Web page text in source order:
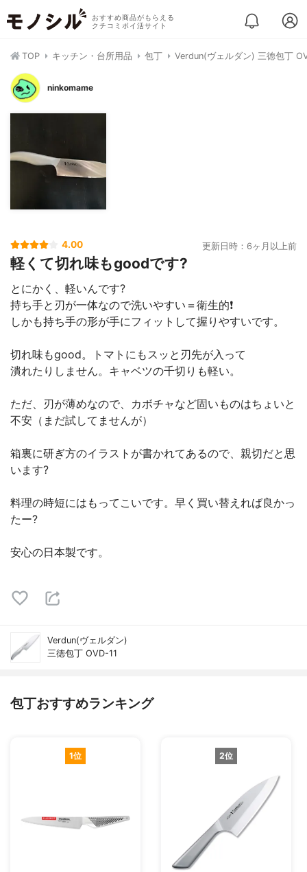
おすすめ商品がもらえる
クチコミポイ活サイト
TOP キッチン・台所用品 包丁 Verdun(ヴェルダン) 三徳包丁
ninkomame
4.00 更新日時：6ヶ月以上前
軽くて切れ味もgoodです?
とにかく、軽いんです?
持ち手と刃が一体なので洗いやすい＝衛生的❗️
しかも持ち手の形が手にフィットして握りやすいです。
切れ味もgood。トマトにもスッと刃先が入って
潰れたりしません。キャベツの千切りも軽い。
ただ、刃が薄めなので、カボチャなど固いものはちょいと
不安（まだ試してませんが）
箱裏に研ぎ方のイラストが書かれてあるので、親切だと思
います?
料理の時短にはもってこいです。早く買い替えれば良かっ
たー?
安心の日本製です。
Verdun(ヴェルダン)
三徳包丁 OVD-11
包丁おすすめランキング
1位 2位